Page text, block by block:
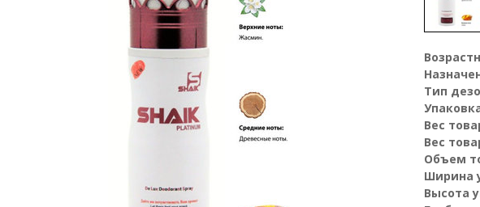
Тип
Вес
Вес
Объем
Ширина
Высота